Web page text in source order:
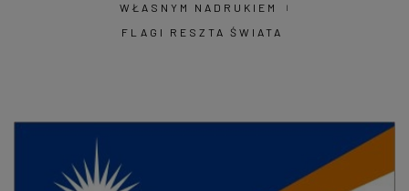
WŁASNYM NADRUKIEM
FLAGI RESZTA ŚWIATA